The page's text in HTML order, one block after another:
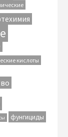
кислоты
фунгициды